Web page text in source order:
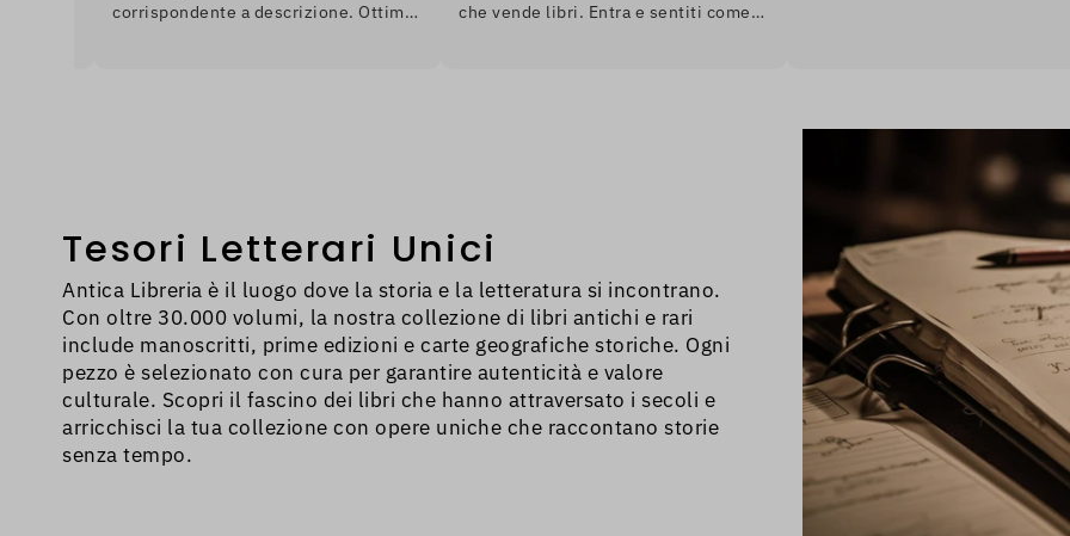
corrispondente a descrizione. Ottimo.
che vende libri. Entra e sentiti come
Tesori Letterari Unici
Antica Libreria è il luogo dove la storia e la letteratura si incontrano.
Con oltre 30.000 volumi, la nostra collezione di libri antichi e rari
include manoscritti, prime edizioni e carte geografiche storiche. Ogni
pezzo è selezionato con cura per garantire autenticità e valore
culturale. Scopri il fascino dei libri che hanno attraversato i secoli e
arricchisci la tua collezione con opere uniche che raccontano storie
senza tempo.